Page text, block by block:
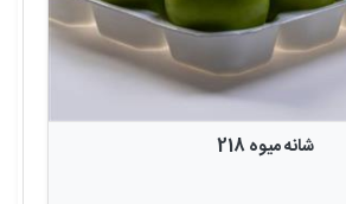
شانه میوه 218